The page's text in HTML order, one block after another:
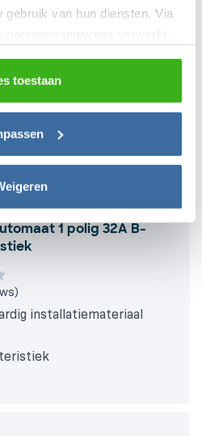
gebruik van hun diensten. Via
en surfgedrag. U kunt
aanpassen via het icoon
.
toestaan3-fase 4 pole
1 polig 32A B-
installatiemateriaal